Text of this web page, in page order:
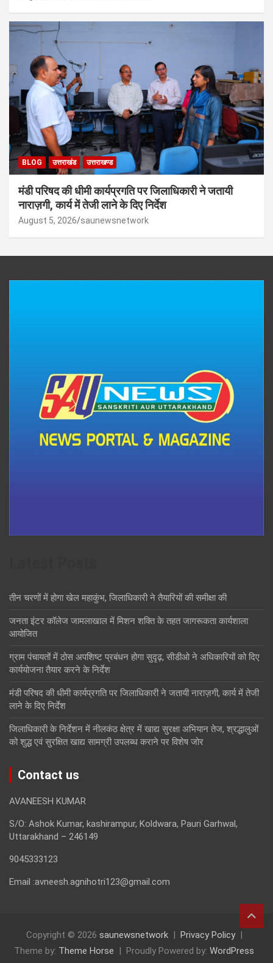
BLOG उत्तराखंड उत्तराखण्ड
मंडी परिषद की धीमी कार्यप्रगति पर जिलाधिकारी ने जतायी
नाराज़गी, कार्य में तेजी लाने के दिए निर्देश
August 5, 2026 saunewsnetwork
तीन चरणों में होगा खेल महाकुंभ, जिलाधिकारी ने तैयारियों की समीक्षा की
जनता इंटर कॉलेज जामलाखाल में मिशन शक्ति के तहत जागरूकता कार्यशाला
आयोजित
ग्राम पंचायतों में ठोस अपशिष्ट प्रबंधन होगा सुदृढ़, सीडीओ ने अधिकारियों को दिए
कार्ययोजना तैयार करने के निर्देश
मंडी परिषद की धीमी कार्यप्रगति पर जिलाधिकारी ने जतायी नाराज़गी, कार्य में तेजी
लाने के दिए निर्देश
जिलाधिकारी के निर्देशन में नीलकंठ क्षेत्र में खाद्य सुरक्षा अभियान तेज, श्रद्धालुओं
को शुद्ध एवं सुरक्षित खाद्य सामग्री उपलब्ध कराने पर विशेष जोर
Contact us
AVANEESH KUMAR
S/O: Ashok Kumar, kashirampur, Koldwara, Pauri Garhwal,
Uttarakhand – 246149
9045333123
Email :avneesh.agnihotri123@gmail.com
Copyright © 2026 saunewsnetwork
Privacy Policy
Theme by: Theme Horse Proudly Powered by: WordPress